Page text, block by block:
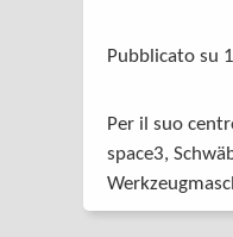
Pubblicato su
Per il suo
space3,
alla tecnica di